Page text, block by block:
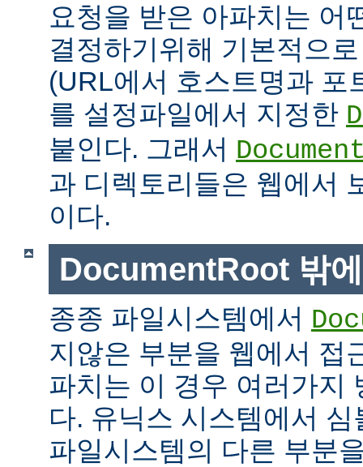
요청을 받은 아파치는 어
결정하기위해 기본적으
(URL에서 호스트명과 포
를 설정파일에서 지정한
붙인다. 그래서
과 디렉토리들은 웹에서
이다.
DocumentRoot 밖
종종 파일시스템에서
지않은 부분을 웹에서 접
파치는 이 경우 여러가지
다. 유닉스 시스템에서
파일시스템의 다른 부분